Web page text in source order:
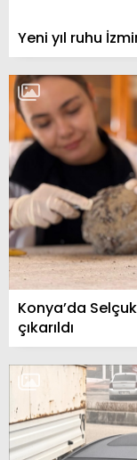
Yeni yıl ruhu
Konya’da
çıkarıldı